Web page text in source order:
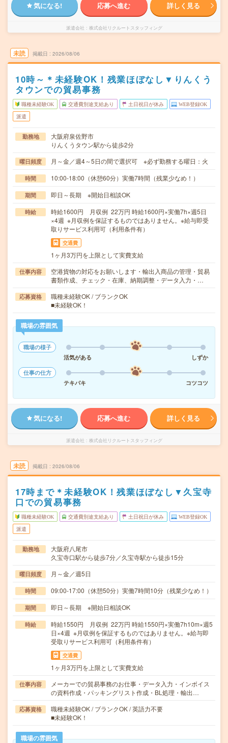
気になる! 応募へ進む 詳しく見る
派遣会社 株式会社リクルートスタッフィング
未読 掲載日 2026/08/06
10時～＊未経験OK！残業ほぼなし▼りんくう
タウンでの貿易事務
職種未経験OK 交通費別途支給あり 土日祝日が休み WEB登録OK
派遣
勤務地
大阪府泉佐野市
りんくうタウン駅から徒歩2分
曜日頻度 月～金／週4～5日の間で選択可 ※必ず勤務する曜日：火
時間 10:00-18:00（休憩60分）実働7時間（残業少なめ！）
期間 即日～長期 ※開始日相談OK
時給
時給1600円 月収例 22万円 時給1600円×実働7h×週5日
×4週 ※月収例を保証するものではありません。※給与即受
取りサービス利用可（利用条件有）
交通費
1ヶ月3万円を上限として実費支給
仕事内容
空港貨物の対応をお願いします・輸出入商品の管理・貿易
書類作成、チェック・在庫、納期調整・データ入力・…
応募資格
職種未経験OK / ブランクOK
■未経験OK！
職場の雰囲気
職場の様子
活気がある
しずか
仕事の仕方
テキパキ
コツコツ
気になる! 応募へ進む 詳しく見る
派遣会社 株式会社リクルートスタッフィング
未読 掲載日 2026/08/06
17時まで＊未経験OK！残業ほぼなし▼久宝寺
口での貿易事務
職種未経験OK 交通費別途支給あり 土日祝日が休み WEB登録OK
派遣
勤務地
大阪府八尾市
久宝寺口駅から徒歩7分／久宝寺駅から徒歩15分
曜日頻度 月～金／週5日
時間 09:00-17:00（休憩50分）実働7時間10分（残業少なめ！）
期間 即日～長期 ※開始日相談OK
時給
時給1550円 月収例 22万円 時給1550円×実働7h10m×週5
日×4週 ※月収例を保証するものではありません。※給与即
受取りサービス利用可（利用条件有）
交通費
1ヶ月3万円を上限として実費支給
仕事内容
メーカーでの貿易事務のお仕事・データ入力・インボイス
の資料作成・パッキングリスト作成・BL処理・輸出…
応募資格
職種未経験OK / ブランクOK / 英語力不要
■未経験OK！
職場の雰囲気